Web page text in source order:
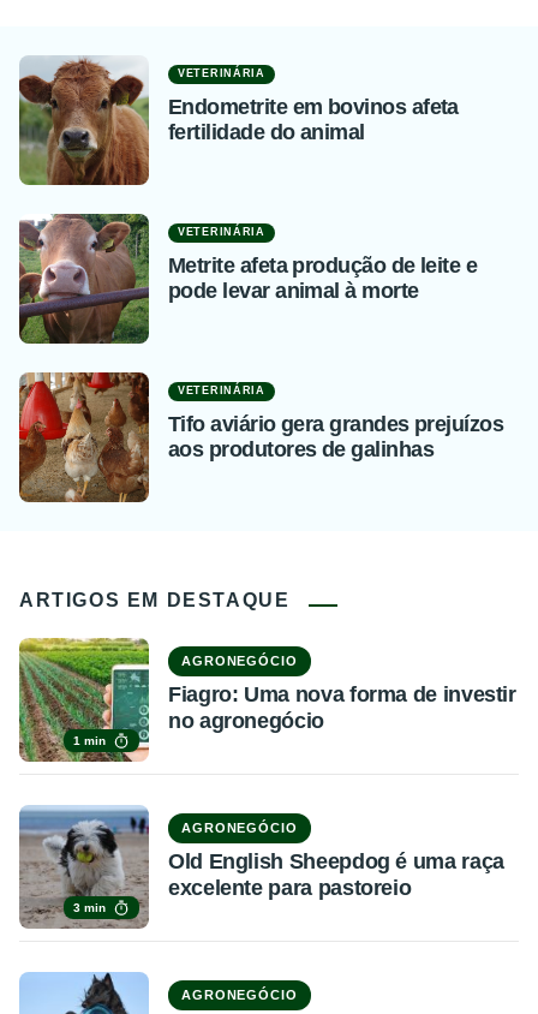
VETERINÁRIA
Endometrite em bovinos afeta
fertilidade do animal
VETERINÁRIA
Metrite afeta produção de leite e
pode levar animal à morte
VETERINÁRIA
Tifo aviário gera grandes prejuízos
aos produtores de galinhas
ARTIGOS EM DESTAQUE
1 min
AGRONEGÓCIO
Fiagro: Uma nova forma de investir
no agronegócio
3 min
AGRONEGÓCIO
Old English Sheepdog é uma raça
excelente para pastoreio
AGRONEGÓCIO